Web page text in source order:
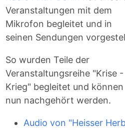
Veranstaltungen mit dem
Mikrofon begleitet und in
seinen Sendungen
So wurden Teile der
Veranstaltungsreihe "Krise -
Krieg" begleitet und können
nun nachgehört werden.
Audio von "Heisser